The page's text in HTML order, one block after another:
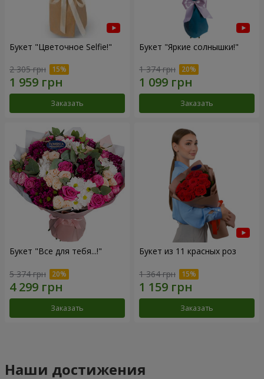
Букет "Цветочное Selfie!"
2 305 грн
Заказать
Букет "Яркие солнышки!"
1 374 грн
Заказать
Букет "Все для тебя...!"
5 374 грн
Заказать
Букет из 11 красных роз
1 364 грн
Заказать
Наши достижения